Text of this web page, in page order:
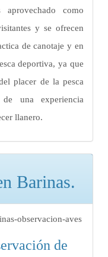
como
y se ofrecen
de canotaje y en
deportiva, ya que
placer de la pesca
una experiencia
llanero.
Barinas.
de